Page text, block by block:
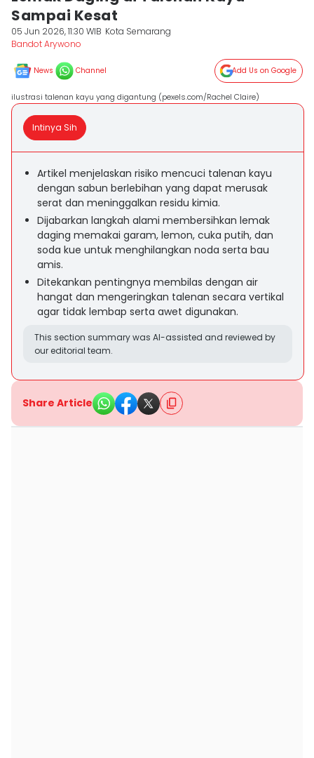
Sampai Kesat
05 Jun 2026, 11:30 WIB Kota Semarang
Bandot Arywono
News Channel Add Us on Google
ilustrasi talenan kayu yang digantung (pexels.com/Rachel Claire)
Intinya Sih
Artikel menjelaskan risiko mencuci talenan kayu
dengan sabun berlebihan yang dapat merusak
serat dan meninggalkan residu kimia.
Dijabarkan langkah alami membersihkan lemak
daging memakai garam, lemon, cuka putih, dan
soda kue untuk menghilangkan noda serta bau
amis.
Ditekankan pentingnya membilas dengan air
hangat dan mengeringkan talenan secara vertikal
agar tidak lembap serta awet digunakan.
This section summary was AI-assisted and reviewed by
our editorial team.
Share Article